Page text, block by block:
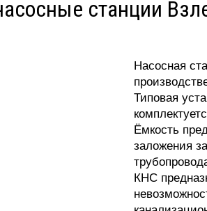
станции
Насосная
Типовая
Ёмкость
заложения
КНС